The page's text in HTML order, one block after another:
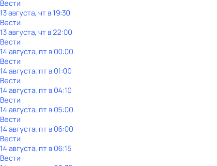
Вести
13 августа, чт в 19:30
Вести
13 августа, чт в 22:00
Вести
14 августа, пт в 00:00
Вести
14 августа, пт в 01:00
Вести
14 августа, пт в 04:10
Вести
14 августа, пт в 05:00
Вести
14 августа, пт в 06:00
Вести
14 августа, пт в 06:15
Вести